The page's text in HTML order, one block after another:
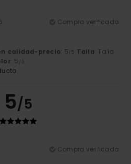
Compra verificada
calidad-precio: 5/5 Talla: Talla
: 5 /5
5/5
Compra verificada